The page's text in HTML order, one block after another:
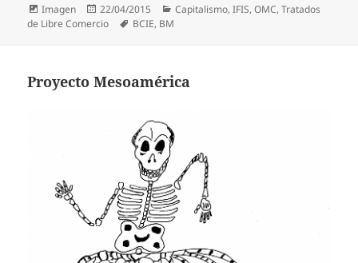
Formato
Imagen
Publicado
el
22/04/2015 Categorías
Capitalismo,IFIS,OMC,Tratados
de Libre Comercio
Etiquetas
BCIE, BM
Proyecto Mesoamérica